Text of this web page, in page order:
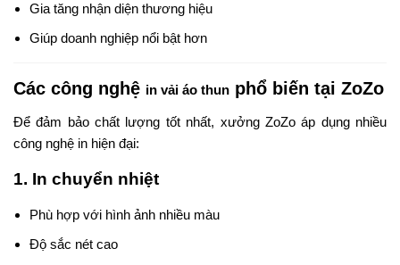
Gia tăng nhận diện thương hiệu
Giúp doanh nghiệp nổi bật hơn
Các công nghệ in vải áo thun phổ biến tại ZoZo
Để đảm bảo chất lượng tốt nhất, xưởng ZoZo áp dụng nhiều
công nghệ in hiện đại:
1. In chuyển nhiệt
Phù hợp với hình ảnh nhiều màu
Độ sắc nét cao